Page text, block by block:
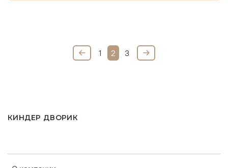
1 2 3
КИНДЕР ДВОРИК